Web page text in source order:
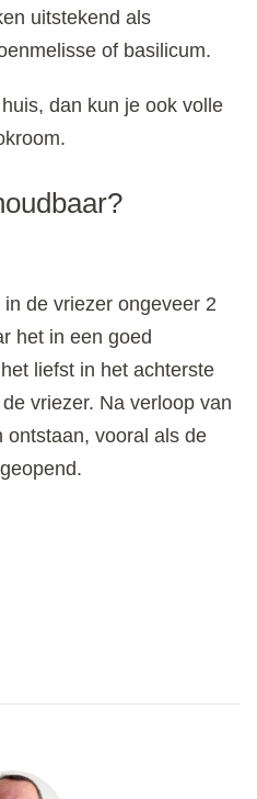
uitstekend als
of basilicum.
dan kun je ook volle
de vriezer ongeveer 2
het in een goed
liefst in het achterste
vriezer. Na verloop van
ontstaan, vooral als de